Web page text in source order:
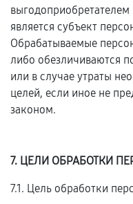
является субъект
Обрабатываемые
либо обезличиваются
или в случае утраты
целей, если иное не
законом.
7. ЦЕЛИ ОБРАБОТКИ
7.1. Цель обработки